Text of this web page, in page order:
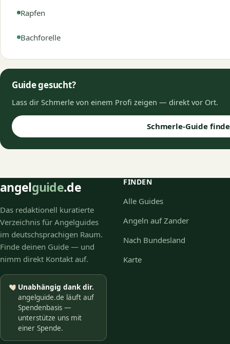
Rapfen
Bachforelle
Guide gesucht?
Lass dir Schmerle von einem Profi zeigen — direkt vor Ort.
Schmerle-Guide
angelguide.de
Das redaktionell kuratierte
Verzeichnis für Angelguides
im deutschsprachigen Raum.
Finde deinen Guide — und
nimm direkt Kontakt auf.
Unabhängig dank dir.
angelguide.de läuft auf
Spendenbasis —
unterstütze uns mit
einer Spende.
FINDEN
Alle Guides
Angeln auf Zander
Nach Bundesland
Karte